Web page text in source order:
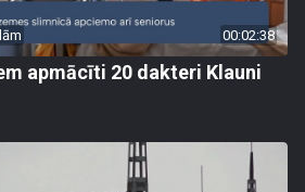
00:02:38
apmācīti 20 dakteri Klauni